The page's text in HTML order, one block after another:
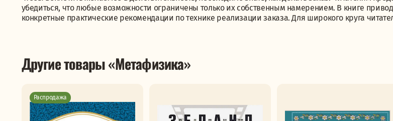
убедиться, что любые возможности ограничены только их собственным намерением. В книге
конкретные практические рекомендации по технике реализации заказа. Для широкого круга
Другие товары «Метафизика»
Распродажа